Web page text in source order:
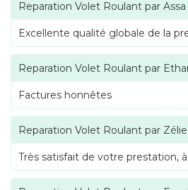
Reparation Volet Roulant par Assa
Excellente qualité globale de la
Reparation Volet Roulant par
Factures honnêtes
Reparation Volet Roulant par
Très satisfait de votre prestation,